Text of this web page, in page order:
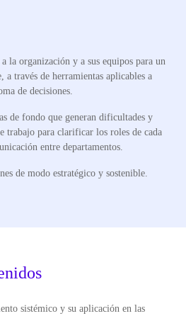
la organización y a sus equipos para un
a través de herramientas aplicables a
de decisiones.
de fondo que generan dificultades y
trabajo para clarificar los roles de cada
entre departamentos.
de modo estratégico y sostenible.
sistémico y su aplicación en las